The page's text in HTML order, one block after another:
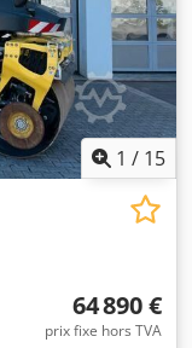
1 / 15
64 890 €
prix fixe hors TVA